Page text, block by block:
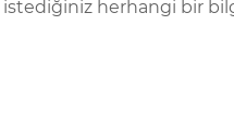
herhangi bir